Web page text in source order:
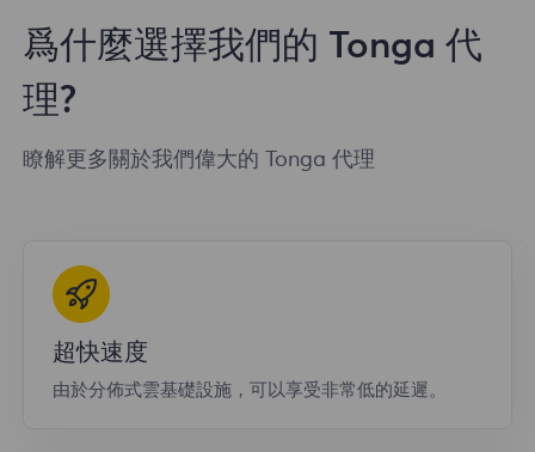
爲什麼選擇我們的 Tonga 代
理?
瞭解更多關於我們偉大的 Tonga 代理
超快速度
由於分佈式雲基礎設施，可以享受非常低的延遲。